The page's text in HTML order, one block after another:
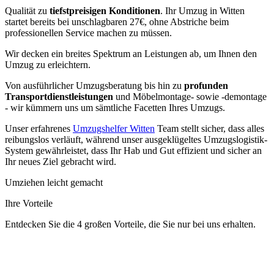
Qualität zu tiefstpreisigen Konditionen. Ihr Umzug in Witten
startet bereits bei unschlagbaren 27€, ohne Abstriche beim
professionellen Service machen zu müssen.
Wir decken ein breites Spektrum an Leistungen ab, um Ihnen den
Umzug zu erleichtern.
Von ausführlicher Umzugsberatung bis hin zu profunden
Transportdienstleistungen und Möbelmontage- sowie -demontage
- wir kümmern uns um sämtliche Facetten Ihres Umzugs.
Unser erfahrenes Umzugshelfer Witten Team stellt sicher, dass alles
reibungslos verläuft, während unser ausgeklügeltes Umzugslogistik-
System gewährleistet, dass Ihr Hab und Gut effizient und sicher an
Ihr neues Ziel gebracht wird.
Umziehen leicht gemacht
Ihre Vorteile
Entdecken Sie die 4 großen Vorteile, die Sie nur bei uns erhalten.